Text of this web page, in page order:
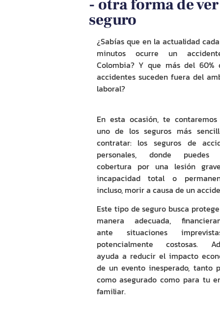
- otra forma de
seguro
¿Sabías que en la actualidad
minutos ocurre un
Colombia? Y que más del 60%
accidentes suceden fuera del
laboral?
En esta ocasión, te contaremos
uno de los seguros más
contratar: los seguros de
personales, donde puedes
cobertura por una lesión
incapacidad total o
incluso, morir a causa de un
Este tipo de seguro busca
manera adecuada,
ante situaciones
potencialmente costosas.
ayuda a reducir el impacto
de un evento inesperado, tanto
como asegurado como para tu
familiar.